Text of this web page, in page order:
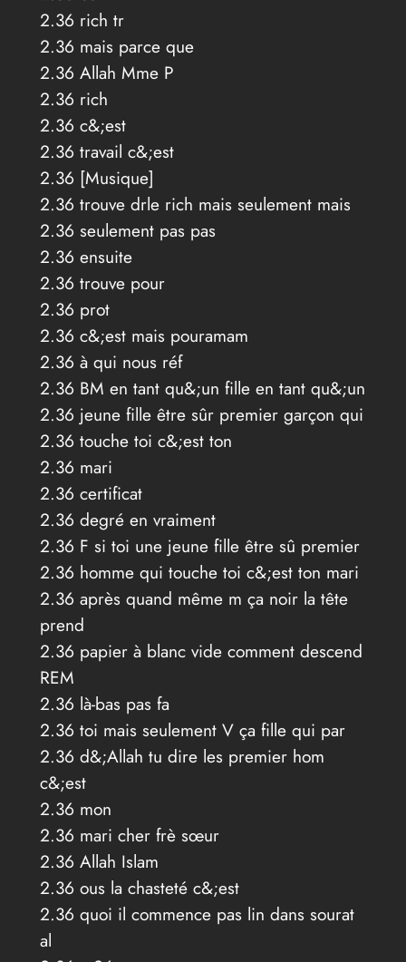
2.36 rich tr
2.36 mais parce que
2.36 Allah Mme P
2.36 rich
2.36 c&;est
2.36 travail c&;est
2.36 [Musique]
2.36 trouve drle rich mais seulement mais
2.36 seulement pas pas
2.36 ensuite
2.36 trouve pour
2.36 prot
2.36 c&;est mais pouramam
2.36 à qui nous réf
2.36 BM en tant qu&;un fille en tant qu&;un
2.36 jeune fille être sûr premier garçon qui
2.36 touche toi c&;est ton
2.36 mari
2.36 certificat
2.36 degré en vraiment
2.36 F si toi une jeune fille être sû premier
2.36 homme qui touche toi c&;est ton mari
2.36 après quand même m ça noir la tête
prend
2.36 papier à blanc vide comment descend
REM
2.36 là-bas pas fa
2.36 toi mais seulement V ça fille qui par
2.36 d&;Allah tu dire les premier hom
c&;est
2.36 mon
2.36 mari cher frè sœur
2.36 Allah Islam
2.36 ous la chasteté c&;est
2.36 quoi il commence pas lin dans sourat
al